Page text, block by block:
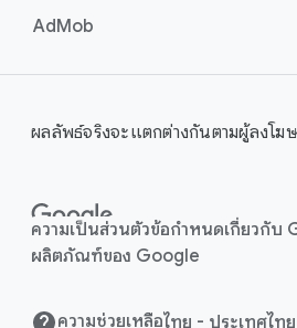
AdMob
ผลลัพธ์จริงจะแตกต่างกันตามผู้ลงโฆ
ความเป็นส่วนตัวข้อกำหนดเกี่ยวกับ
ผลิตภัณฑ์ของ Google
ความช่วยเหลือ